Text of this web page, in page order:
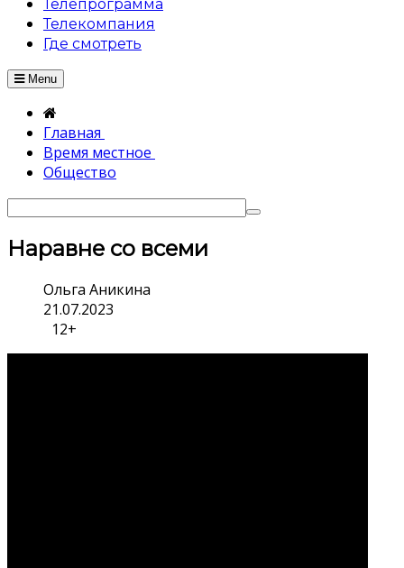
Телепрограмма
Телекомпания
Где смотреть
Menu
Главная
Время местное
Общество
Наравне со всеми
Ольга Аникина
21.07.2023
12+